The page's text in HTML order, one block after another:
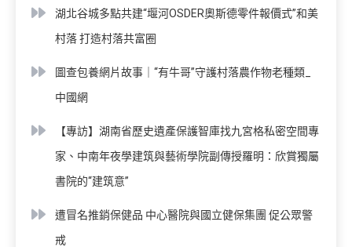
湖北谷城多點共建“堰河OSDER奧斯德零件報價式”和美
村落 打造村落共富圈
圖查包養網片故事｜“有牛哥”守護村落農作物老種類_
中國網
【專訪】湖南省歷史遺產保護智庫找九宮格私密空間專
家、中南年夜學建筑與藝術學院副傳授羅明：欣賞獨屬
書院的“建筑意”
遭冒名推銷保健品 中心醫院與國立健保集團 促公眾警
戒